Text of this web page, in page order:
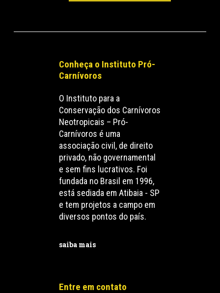
Conheça o Instituto Pró-
Carnívoros
O Instituto para a
Conservação dos Carnívoros
Neotropicais – Pró-
Carnívoros é uma
associação civil, de direito
privado, não governamental
e sem fins lucrativos. Foi
fundada no Brasil em 1996,
está sediada em Atibaia - SP
e tem projetos a campo em
diversos pontos do país.
saiba mais
Entre em contato